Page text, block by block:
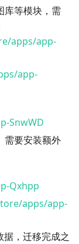
库等模块，需
apps/app-
app-
SnwWD
需要安装额外
Qxhpp
apps/app-
，迁移完成之